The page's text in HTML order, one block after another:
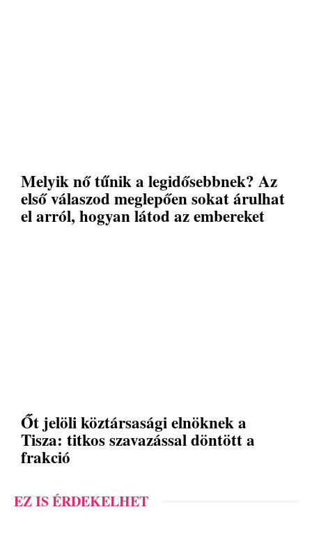
Melyik nő tűnik a legidősebbnek? Az
első válaszod meglepően sokat árulhat
el arról, hogyan látod az embereket
Őt jelöli köztársasági elnöknek a
Tisza: titkos szavazással döntött a
frakció
EZ IS ÉRDEKELHET